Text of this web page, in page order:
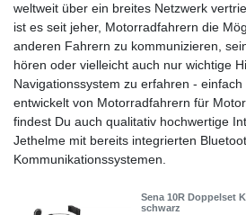
weltweit über ein breites Netzwerk
ist es seit jeher, Motorradfahrern die
anderen Fahrern zu kommunizieren,
hören oder vielleicht auch nur wichtige
Navigationssystem zu erfahren - einfach
entwickelt von Motorradfahrern für
findest Du auch qualitativ hochwertige
Jethelme mit bereits integrierten
Kommunikationssystemen.
Sena 10R Doppelset
schwarz